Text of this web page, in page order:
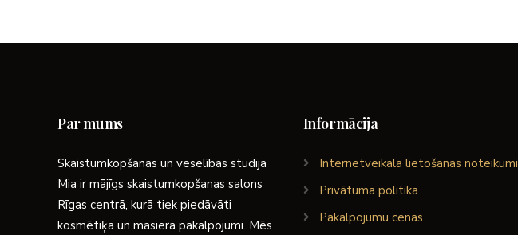
Par mums
Skaistumkopšanas un veselības studija
Mia ir mājīgs skaistumkopšanas salons
Rīgas centrā, kurā tiek piedāvāti
kosmētiķa un masiera pakalpojumi. Mēs
Informācija
Internetveikala lietošanas noteikumi
Privātuma politika
Pakalpojumu cenas